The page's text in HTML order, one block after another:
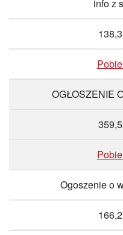
info z
OGŁOSZENIE
Ogoszenie o